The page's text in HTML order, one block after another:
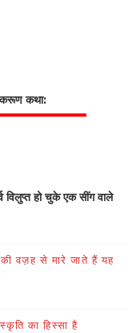
करूण कथा:
विलुप्त हो चुके एक सींग वाले
वज़ह से मारे जाते हैं यह
का हिस्सा है